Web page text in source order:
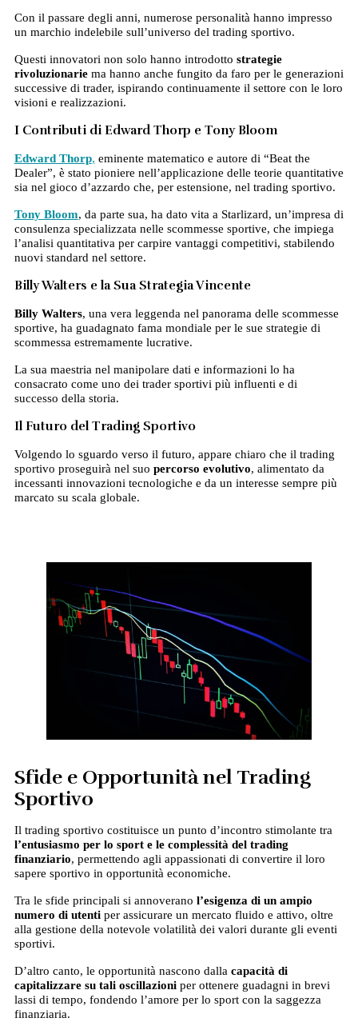
Con il passare degli anni, numerose personalità hanno impresso
un marchio indelebile sull’universo del trading sportivo.
Questi innovatori non solo hanno introdotto strategie
rivoluzionariema hanno anche fungito da faro per le generazioni
successive di trader, ispirando continuamente il settore con le loro
visioni e realizzazioni.
I Contributi di Edward Thorp e Tony Bloom
Edward Thorp, eminente matematico e autore di “Beat the
Dealer”, è stato pioniere nell’applicazione delle teorie quantitative
sia nel gioco d’azzardo che, per estensione, nel trading sportivo.
Tony Bloom, da parte sua, ha dato vita a Starlizard, un’impresa di
consulenza specializzata nelle scommesse sportive, che impiega
l’analisi quantitativa per carpire vantaggi competitivi, stabilendo
nuovi standard nel settore.
Billy Walters e la Sua Strategia Vincente
Billy Walters, una vera leggenda nel panorama delle scommesse
sportive, ha guadagnato fama mondiale per le sue strategie di
scommessa estremamente lucrative.
La sua maestria nel manipolare dati e informazioni lo ha
consacrato come uno dei trader sportivi più influenti e di
successo della storia.
Il Futuro del Trading Sportivo
Volgendo lo sguardo verso il futuro, appare chiaro che il trading
sportivo proseguirà nel suo percorso evolutivo, alimentato da
incessanti innovazioni tecnologiche e da un interesse sempre più
marcato su scala globale.
Sfide e Opportunità nel Trading
Sportivo
Il trading sportivo costituisce un punto d’incontro stimolante tra
l’entusiasmo per lo sport e le complessità del trading
finanziario, permettendo agli appassionati di convertire il loro
sapere sportivo in opportunità economiche.
Tra le sfide principali si annoverano l’esigenza di un ampio
numero di utentiper assicurare un mercato fluido e attivo, oltre
alla gestione della notevole volatilità dei valori durante gli eventi
sportivi.
D’altro canto, le opportunità nascono dalla capacità di
capitalizzare su tali oscillazioniper ottenere guadagni in brevi
lassi di tempo, fondendo l’amore per lo sport con la saggezza
finanziaria.